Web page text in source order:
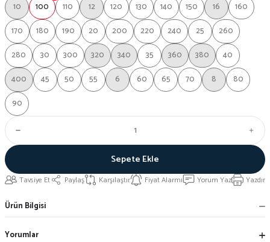
10
100 110 12 120 130 140 150 16
160
170
180 190 20 200 220 240 25
260
280
30 300 320 340 35 360 380
40
400
45 50 55 6 60 65 70 8
80
90
Sepete Ekle
Tavsiye Et Paylaş Karşılaştır Fiyat Alarmı Yorum Yaz Yazdır
Ürün Bilgisi
Yorumlar